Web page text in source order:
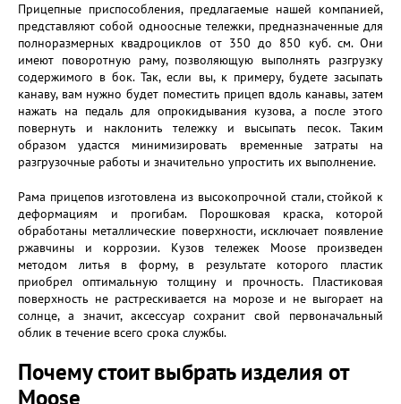
Прицепные приспособления, предлагаемые нашей компанией,
представляют собой одноосные тележки, предназначенные для
полноразмерных квадроциклов от 350 до 850 куб. см. Они
имеют поворотную раму, позволяющую выполнять разгрузку
содержимого в бок. Так, если вы, к примеру, будете засыпать
канаву, вам нужно будет поместить прицеп вдоль канавы, затем
нажать на педаль для опрокидывания кузова, а после этого
повернуть и наклонить тележку и высыпать песок. Таким
образом удастся минимизировать временные затраты на
разгрузочные работы и значительно упростить их выполнение.
Рама прицепов изготовлена из высокопрочной стали, стойкой к
деформациям и прогибам. Порошковая краска, которой
обработаны металлические поверхности, исключает появление
ржавчины и коррозии. Кузов тележек Moose произведен
методом литья в форму, в результате которого пластик
приобрел оптимальную толщину и прочность. Пластиковая
поверхность не растрескивается на морозе и не выгорает на
солнце, а значит, аксессуар сохранит свой первоначальный
облик в течение всего срока службы.
Почему стоит выбрать изделия от
Moose